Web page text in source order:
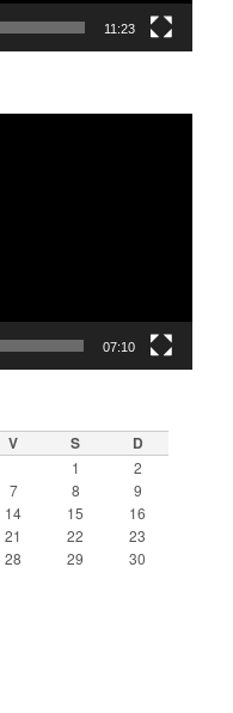
11:23
07:10
V S D
1
2
7 8
9
14 15
16
21 22
23
28 29
30